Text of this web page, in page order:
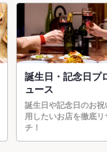
誕生日・記念日プ
ュース
誕生日や記念日のお祝
用したいお店を徹底リ
チ！